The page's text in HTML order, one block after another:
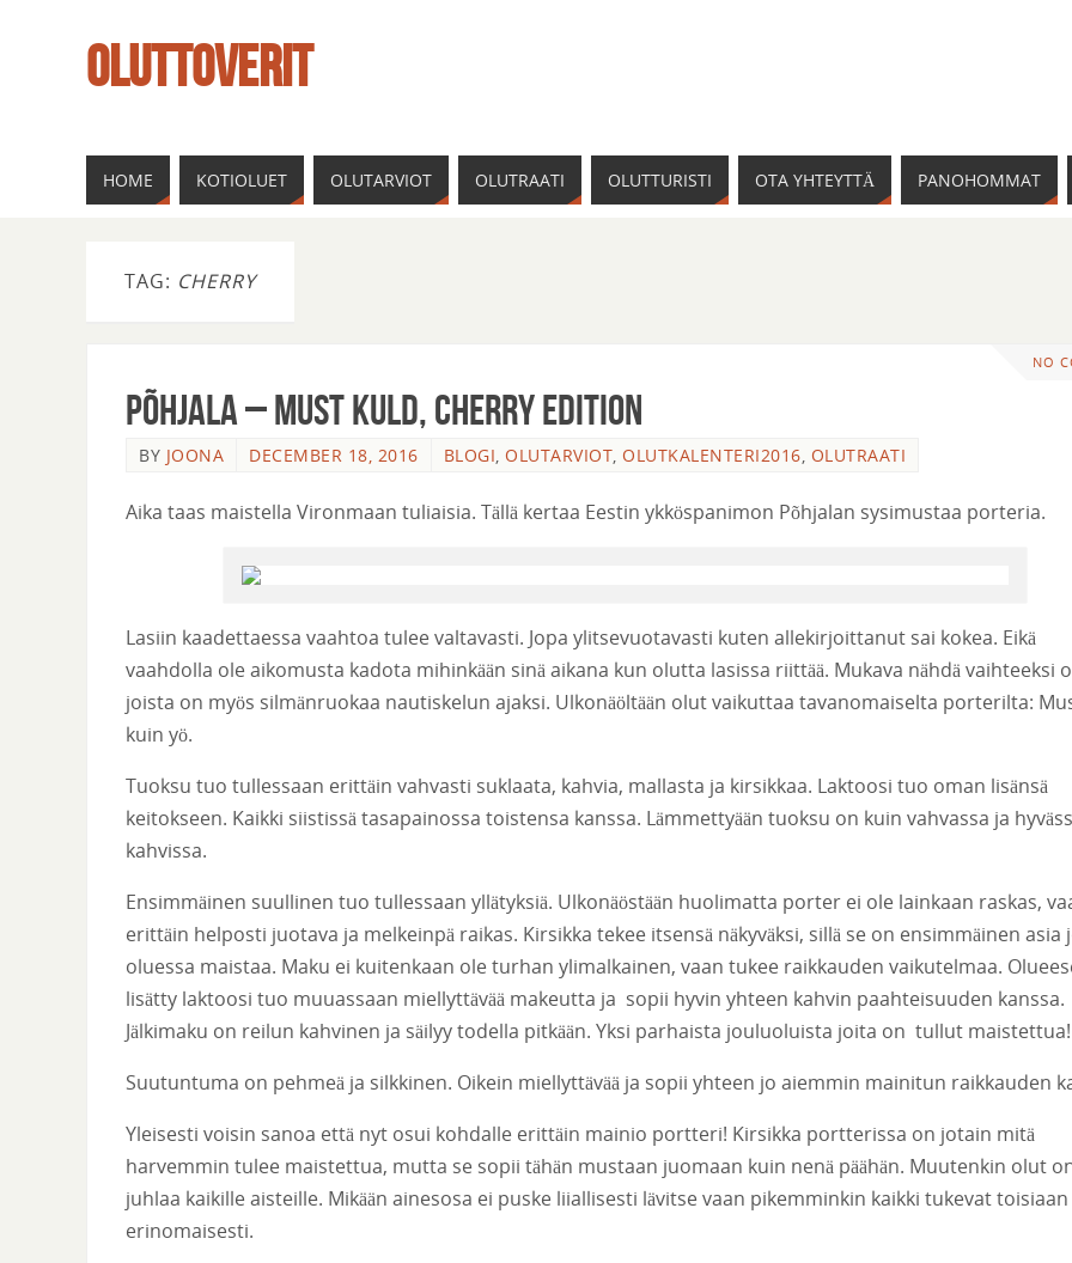
OLUTTOVERIT
HOME KOTIOLUET OLUTARVIOT OLUTRAATI OLUTTURISTI OTA YHTEYTTÄ PANOHOMMAT
TAG: CHERRY
NO
Põhjala – Must Kuld, Cherry Edition
BY JOONA DECEMBER 18, 2016 BLOGI, OLUTARVIOT, OLUTKALENTERI2016, OLUTRAATI
Aika taas maistella Vironmaan tuliaisia. Tällä kertaa Eestin ykköspanimon Põhjalan sysimustaa porteria.
Lasiin kaadettaessa vaahtoa tulee valtavasti. Jopa ylitsevuotavasti kuten allekirjoittanut sai kokea. Eikä
vaahdolla ole aikomusta kadota mihinkään sinä aikana kun olutta lasissa riittää. Mukava nähdä vaihteeksi
joista on myös silmänruokaa nautiskelun ajaksi. Ulkonäöltään olut vaikuttaa tavanomaiselta porterilta:
kuin yö.
Tuoksu tuo tullessaan erittäin vahvasti suklaata, kahvia, mallasta ja kirsikkaa. Laktoosi tuo oman lisänsä
keitokseen. Kaikki siistissä tasapainossa toistensa kanssa. Lämmettyään tuoksu on kuin vahvassa ja
kahvissa.
Ensimmäinen suullinen tuo tullessaan yllätyksiä. Ulkonäöstään huolimatta porter ei ole lainkaan raskas,
erittäin helposti juotava ja melkeinpä raikas. Kirsikka tekee itsensä näkyväksi, sillä se on ensimmäinen asia
oluessa maistaa. Maku ei kuitenkaan ole turhan ylimalkainen, vaan tukee raikkauden vaikutelmaa.
lisätty laktoosi tuo muuassaan miellyttävää makeutta ja sopii hyvin yhteen kahvin paahteisuuden kanssa.
Jälkimaku on reilun kahvinen ja säilyy todella pitkään. Yksi parhaista jouluoluista joita on tullut maistettua!
Suutuntuma on pehmeä ja silkkinen. Oikein miellyttävää ja sopii yhteen jo aiemmin mainitun raikkauden
Yleisesti voisin sanoa että nyt osui kohdalle erittäin mainio portteri! Kirsikka portterissa on jotain mitä
harvemmin tulee maistettua, mutta se sopii tähän mustaan juomaan kuin nenä päähän. Muutenkin olut
juhlaa kaikille aisteille. Mikään ainesosa ei puske liiallisesti lävitse vaan pikemminkin kaikki tukevat toisiaan
erinomaisesti.